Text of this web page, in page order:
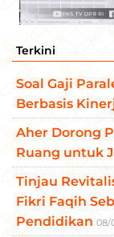
Terkini
Soal Gaji
Berbasis
Aher Dorong
Ruang untuk
Tinjau
Fikri Faqih
Pendidikan 08/